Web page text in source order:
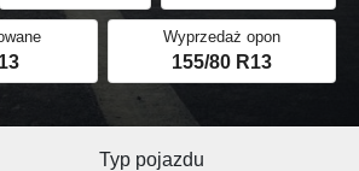
Wyprzedaż opon
155/80 R13
Typ pojazdu